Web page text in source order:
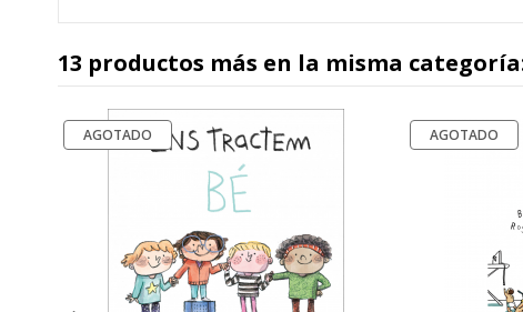
13 productos más en la misma
AGOTADO AGOTADO